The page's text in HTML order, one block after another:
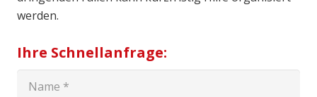
werden.
Ihre Schnellanfrage: